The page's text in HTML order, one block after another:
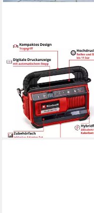
EINHELL
Kompressor PRESSITO
18/25 Hybrid, max. 11 bar,
ohne Akku und Ladegerät
99,59 € UVP121,95 €
-18%
lieferbar - in 3-4 Werktagen